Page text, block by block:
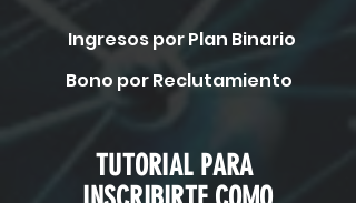
Ingresos por Plan Binario
Bono por Reclutamiento
TUTORIAL PARA